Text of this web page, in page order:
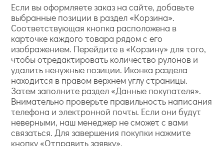
Если вы оформляете заказ на сайте, добавьте
выбранные позиции в раздел «Корзина».
Соответствующая кнопка расположена в
карточке каждого товара рядом с его
изображением. Перейдите в «Корзину» для того,
чтобы отредактировать количество рулонов и
удалить ненужные позиции. Иконка раздела
находится в правом верхнем углу страницы.
Затем заполните раздел «Данные покупателя».
Внимательно проверьте правильность написания
телефона и электронной почты. Если они будут
неверными, наш менеджер не сможет с вами
связаться. Для завершения покупки нажмите
кнопку «Отправить заявку».